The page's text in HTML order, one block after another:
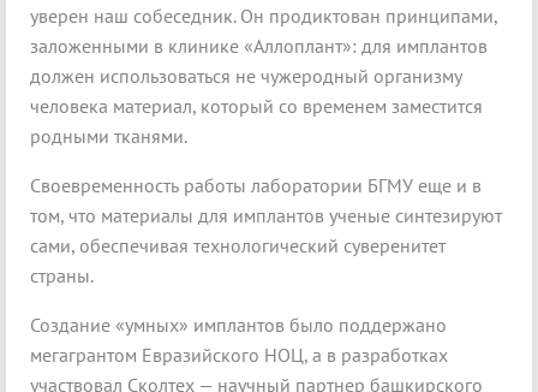
уверен наш собеседник. Он продиктован принципами,
заложенными в клинике «Аллоплант»: для имплантов
должен использоваться не чужеродный организму
человека материал, который со временем заместится
родными тканями.
Своевременность работы лаборатории БГМУ еще и в
том, что материалы для имплантов ученые синтезируют
сами, обеспечивая технологический суверенитет
страны.
Создание «умных» имплантов было поддержано
мегагрантом Евразийского НОЦ, а в разработках
участвовал Сколтех — научный партнер башкирского